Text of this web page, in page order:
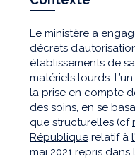
Le ministère a
décrets
établissements de
matériels lourds.
la prise en compte
des soins, en se
que structurelles (cf
République relatif à
mai 2021 repris dans